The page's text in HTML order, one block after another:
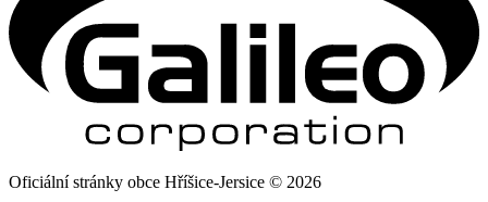
Oficiální stránky obce Hříšice-Jersice © 2026